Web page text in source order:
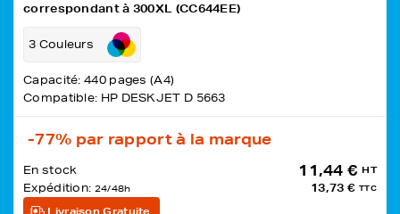
correspondant à 300XL (CC644EE)
3 Couleurs
Capacité: 440 pages (A4)
Compatible: HP DESKJET D 5663
-77% par rapport à la marque
En stock
Expédition: 24/48h
11,44 € HT
13,73 € TTC